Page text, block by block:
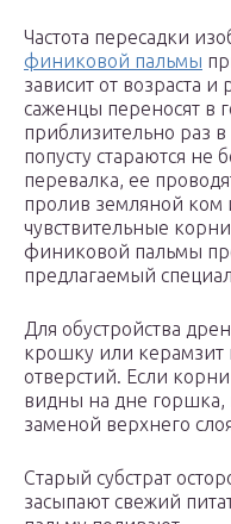
Частота пересадки
финиковой пальмы
зависит от возраста
саженцы переносят в
приблизительно раз
попусту стараются не
перевалка, ее
пролив земляной ком
чувствительные
финиковой пальмы
предлагаемый
Для обустройства
крошку или
отверстий. Если
видны на дне горшка,
заменой верхнего
Старый субстрат
засыпают свежий